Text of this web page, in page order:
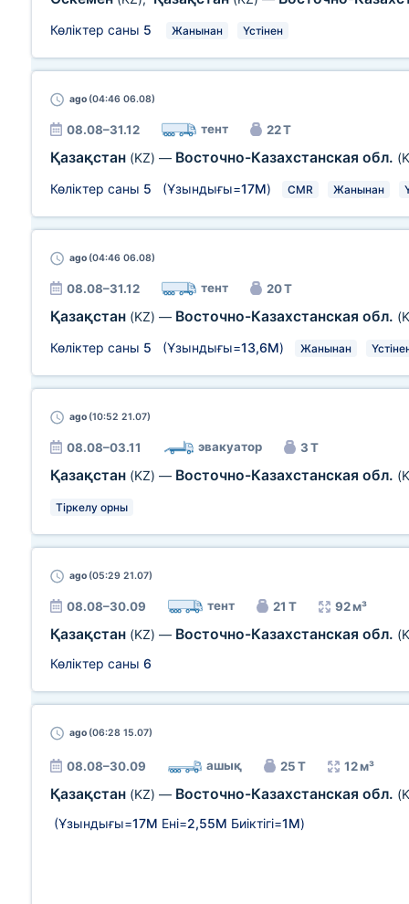
Көліктер саны 5 Жанынан Үстінен
ago (04:46 06.08)
08.08–31.12 тент 22 Т
Қазақстан (KZ) — Восточно-Казахстанская обл.
Көліктер саны 5 (Ұзындығы=17М) CMR Жанынан
ago (04:46 06.08)
08.08–31.12 тент 20 Т
Қазақстан (KZ) — Восточно-Казахстанская обл.
Көліктер саны 5 (Ұзындығы=13,6М) Жанынан
ago (10:52 21.07)
08.08–03.11 эвакуатор 3 Т
Қазақстан (KZ) — Восточно-Казахстанская обл.
Тіркелу орны
ago (05:29 21.07)
08.08–30.09 тент 21 Т 92 м³
Қазақстан (KZ) — Восточно-Казахстанская обл.
Көліктер саны 6
ago (06:28 15.07)
08.08–30.09 ашық 25 Т 12 м³
Қазақстан (KZ) — Восточно-Казахстанская обл.
(Ұзындығы=17М Ені=2,55М Биіктігі=1М)